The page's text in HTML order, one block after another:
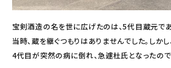
宝剣酒造の名を世に広げたのは、5代目蔵元で
当時、蔵を継ぐつもりはありませんでした。しか
4代目が突然の病に倒れ、急遽杜氏となったので